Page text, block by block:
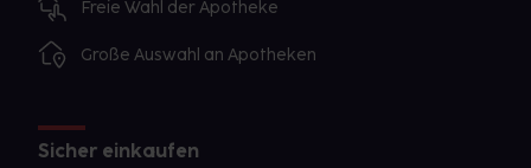
Freie Wahl der Apotheke
Große Auswahl an Apotheken
Sicher einkaufen